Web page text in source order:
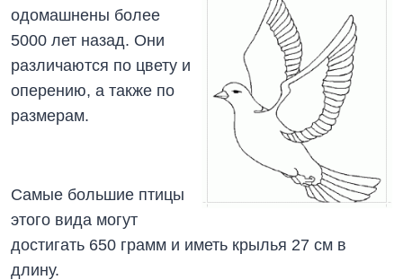
одомашнены более
5000 лет назад. Они
различаются по цвету и
оперению, а также по
размерам.
Самые большие птицы
этого вида могут
достигать 650 грамм и иметь крылья 27 см в
длину.